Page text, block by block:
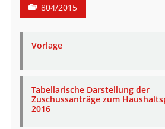
804/2015
Vorlage
Tabellarische Darstellung der
Zuschussanträge zum
2016